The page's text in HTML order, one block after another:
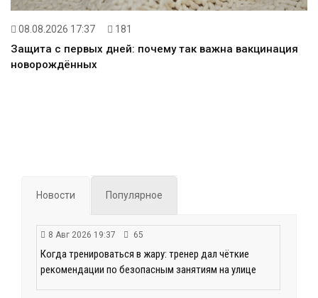
08.08.2026 17:37 181
Защита с первых дней: почему так важна вакцинация
новорождённых
Новости Популярное
8 Авг 2026 19:37 65
Когда тренироваться в жару: тренер дал чёткие
рекомендации по безопасным занятиям на улице